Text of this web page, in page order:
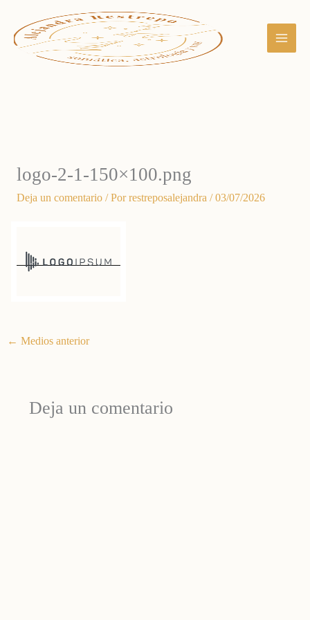
contenido
logo-2-1-150×100.png
Deja un comentario / Porrestreposalejandra /03/07/2026
← Medios anterior
Deja un comentario